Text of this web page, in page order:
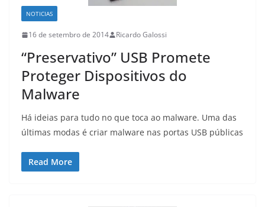
NOTICIAS
16 de setembro de 2014 Ricardo Galossi
“Preservativo” USB Promete
Proteger Dispositivos do
Malware
Há ideias para tudo no que toca ao malware. Uma das
últimas modas é criar malware nas portas USB públicas
Read More